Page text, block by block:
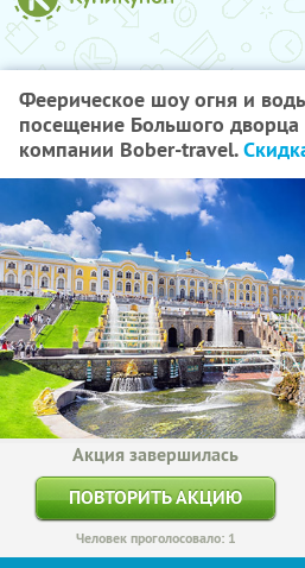
Феерическое шоу огня и
посещение Большого дворца
компании Bober-travel.
Акция завершилась
ПОВТОРИТЬ АКЦИЮ
Человек проголосовало: 1